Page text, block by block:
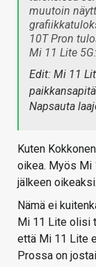
muutoin
10T Pron
Mi 11 Lite
Edit: Mi 11
Napsauta
Kuten
oikea. Myös Mi
jälkeen oikeaksi.
Nämä ei
Mi 11 Lite olisi
että Mi 11 Lite
Prossa on